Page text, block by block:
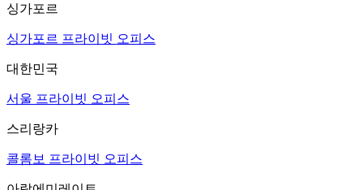
싱가포르
싱가포르 프라이빗 오피스
대한민국
서울 프라이빗 오피스
스리랑카
콜롬보 프라이빗 오피스